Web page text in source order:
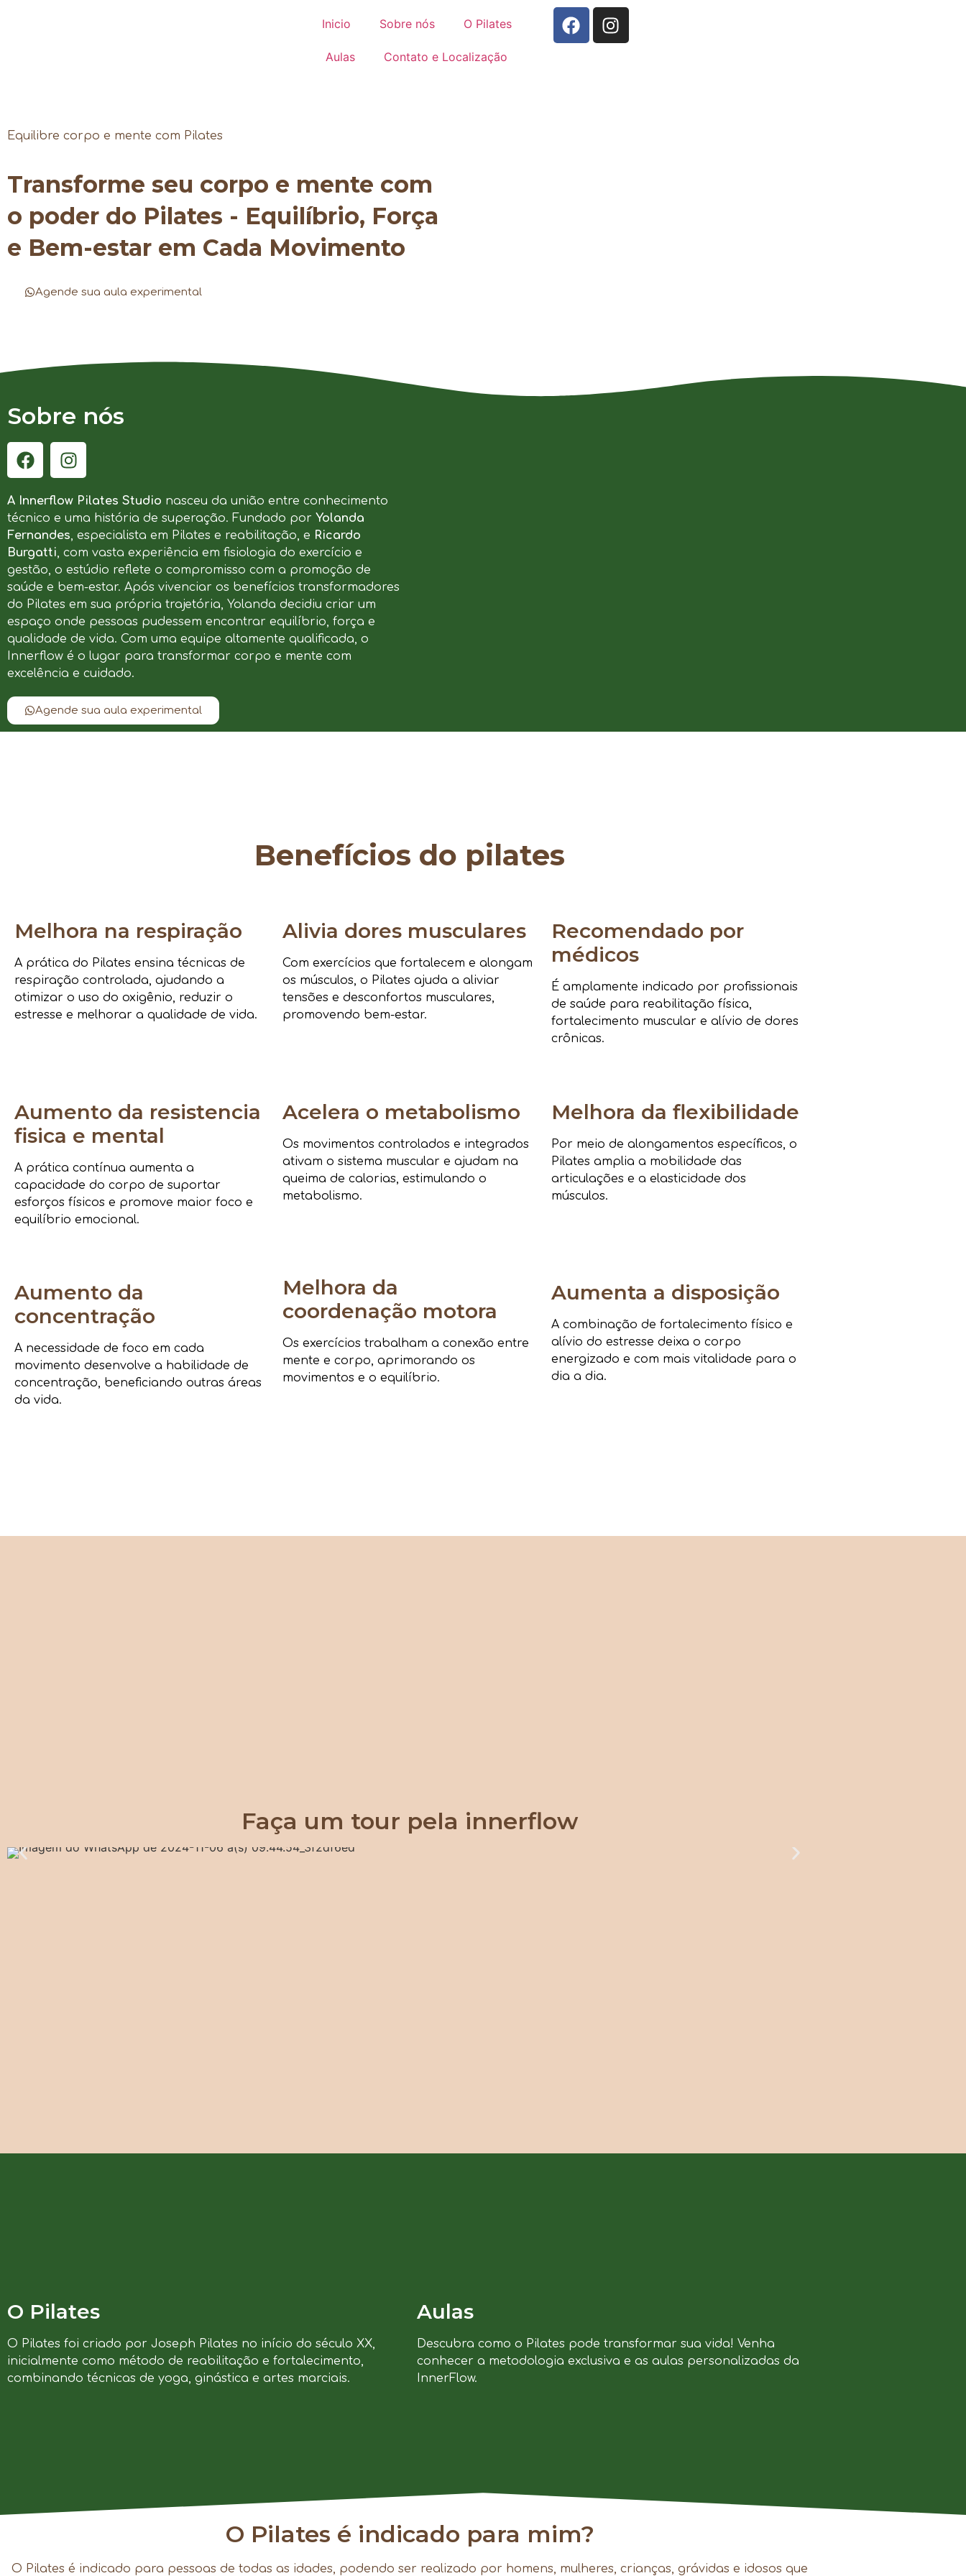
Inicio Sobre nós O Pilates
Aulas Contato e Localização
Equilibre corpo e mente com Pilates
Transforme seu corpo e mente com
o poder do Pilates - Equilíbrio, Força
e Bem-estar em Cada Movimento
Agende sua aula experimental
Sobre nós
A Innerflow Pilates Studio nasceu da união entre conhecimento
técnico e uma história de superação. Fundado por Yolanda
Fernandes, especialista em Pilates e reabilitação, e Ricardo
Burgatti, com vasta experiência em fisiologia do exercício e
gestão, o estúdio reflete o compromisso com a promoção de
saúde e bem-estar. Após vivenciar os benefícios transformadores
do Pilates em sua própria trajetória, Yolanda decidiu criar um
espaço onde pessoas pudessem encontrar equilíbrio, força e
qualidade de vida. Com uma equipe altamente qualificada, o
Innerflow é o lugar para transformar corpo e mente com
excelência e cuidado.
Agende sua aula experimental
Benefícios do pilates
Melhora na respiração
A prática do Pilates ensina técnicas de
respiração controlada, ajudando a
otimizar o uso do oxigênio, reduzir o
estresse e melhorar a qualidade de vida.
Alivia dores musculares
Com exercícios que fortalecem e alongam
os músculos, o Pilates ajuda a aliviar
tensões e desconfortos musculares,
promovendo bem-estar.
Recomendado por
médicos
É amplamente indicado por profissionais
de saúde para reabilitação física,
fortalecimento muscular e alívio de dores
crônicas.
Aumento da resistencia
fisica e mental
A prática contínua aumenta a
capacidade do corpo de suportar
esforços físicos e promove maior foco e
equilíbrio emocional.
Acelera o metabolismo
Os movimentos controlados e integrados
ativam o sistema muscular e ajudam na
queima de calorias, estimulando o
metabolismo.
Melhora da flexibilidade
Por meio de alongamentos específicos, o
Pilates amplia a mobilidade das
articulações e a elasticidade dos
músculos.
Aumento da
concentração
A necessidade de foco em cada
movimento desenvolve a habilidade de
concentração, beneficiando outras áreas
da vida.
Melhora da
coordenação motora
Os exercícios trabalham a conexão entre
mente e corpo, aprimorando os
movimentos e o equilíbrio.
Aumenta a disposição
A combinação de fortalecimento físico e
alívio do estresse deixa o corpo
energizado e com mais vitalidade para o
dia a dia.
Faça um tour pela innerflow
O Pilates
O Pilates foi criado por Joseph Pilates no início do século XX,
inicialmente como método de reabilitação e fortalecimento,
combinando técnicas de yoga, ginástica e artes marciais.
Aulas
Descubra como o Pilates pode transformar sua vida! Venha
conhecer a metodologia exclusiva e as aulas personalizadas da
InnerFlow.
O Pilates é indicado para mim?
O Pilates é indicado para pessoas de todas as idades, podendo ser realizado por homens, mulheres, crianças, grávidas e idosos que